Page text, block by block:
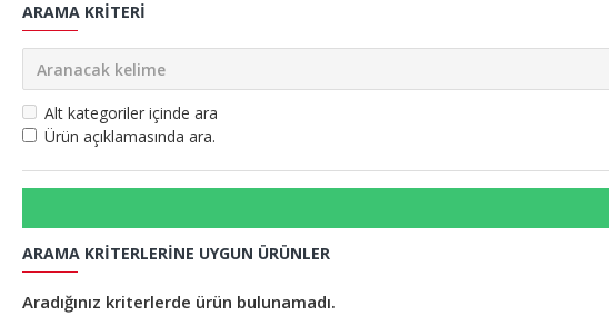
ARAMA KRITERI
Alt kategoriler içinde ara
Ürün açıklamasında ara.
ARAMA KRITERLERINE UYGUN ÜRÜNLER
Aradığınız kriterlerde ürün bulunamadı.